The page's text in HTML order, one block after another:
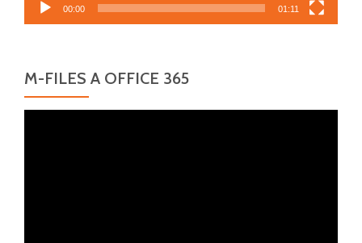
00:00 01:11
M-FILES A OFFICE 365